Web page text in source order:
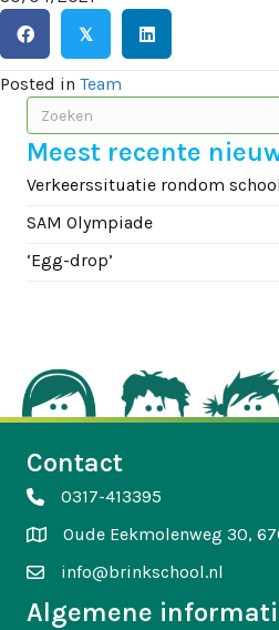
𝕏
Posted in Team
Meest recente
Verkeerssituatie rondom school
SAM Olympiade
‘Egg-drop’
Contact
0317-413395
Oude Eekmolenweg 30,
info@brinkschool.nl
Algemene